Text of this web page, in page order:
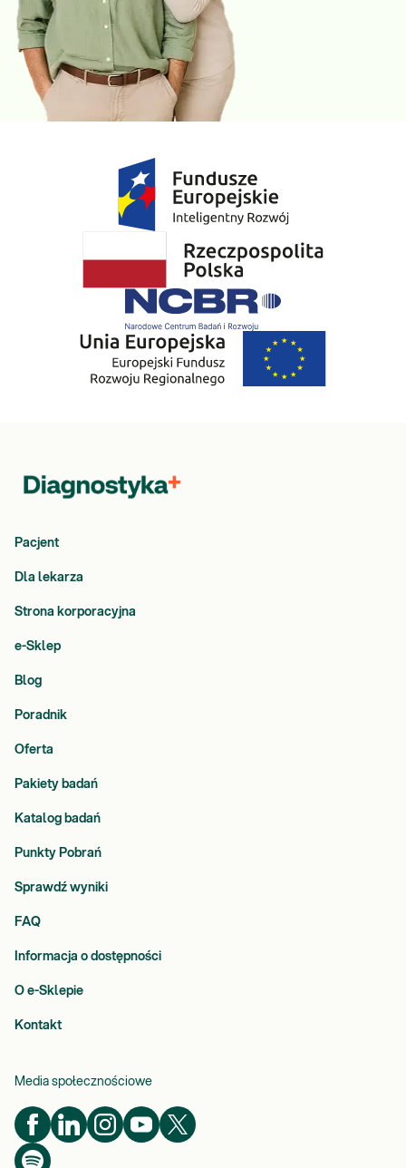
Pacjent
Dla lekarza
Strona korporacyjna
e-Sklep
Blog
Poradnik
Oferta
Pakiety badań
Katalog badań
Punkty Pobrań
Sprawdź wyniki
FAQ
Informacja o dostępności
O e-Sklepie
Kontakt
Media społecznościowe